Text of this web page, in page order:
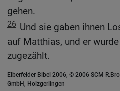
gehen.
26 Und sie gaben ihnen
auf Matthias, und er
zugezählt.
Elberfelder Bibel 2006, © 2006 SCM
GmbH, Holzgerlingen